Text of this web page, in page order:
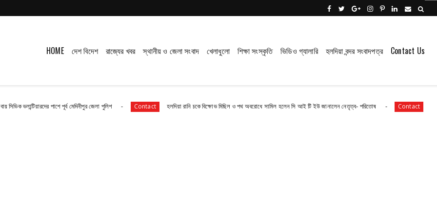
HOME দেশ বিদেশ রাজ্যের খবর স্থানীয় ও জেলা সংবাদ খেলাধুলো শিক্ষা সংস্কৃতি ভিডিও গ্যালারি হলদিয়া বন্দর সংবাদপত্র Contact Us
পাশে পূর্ব মেদিনীপুর জেলা পুলিশ Contact হলদিয়া রানি চকে বিক্ষোভ মিছিল ও পথ অবরোধে সামিল হলেন সি আই টি ইউ জানালেন নেতৃত্ব- পরিতোষ Contact পাঁশকুড়া এক নম্বর